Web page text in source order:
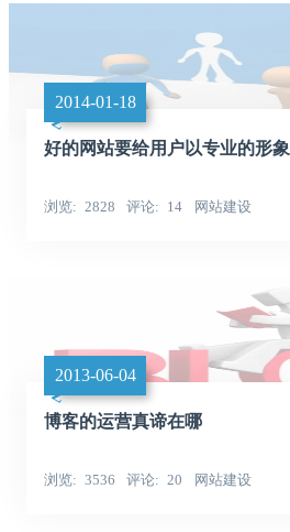
2014-01-18
好的网站要给用户以专业的形象
浏览 2828 评论 14 网站建设
2013-06-04
博客的运营真谛在哪
浏览 3536 评论 20 网站建设